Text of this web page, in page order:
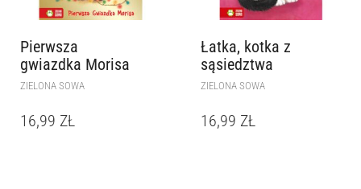
Pierwsza
gwiazdka Morisa
ZIELONA SOWA
16,99 ZŁ
Łatka, kotka z
sąsiedztwa
ZIELONA SOWA
16,99 ZŁ